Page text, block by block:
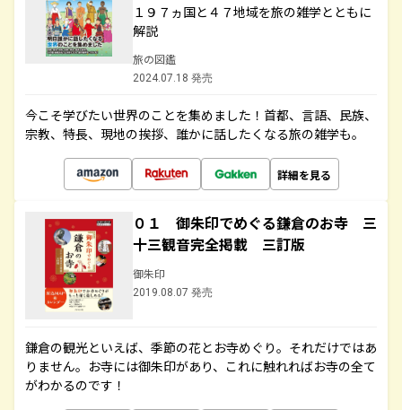
１９７ヵ国と４７地域を旅の雑学とともに
解説
旅の図鑑
2024.07.18 発売
今こそ学びたい世界のことを集めました！首都、言語、民族、
宗教、特長、現地の挨拶、誰かに話したくなる旅の雑学も。
詳細を見る
０１ 御朱印でめぐる鎌倉のお寺 三
十三観音完全掲載 三訂版
御朱印
2019.08.07 発売
鎌倉の観光といえば、季節の花とお寺めぐり。それだけではあ
りません。お寺には御朱印があり、これに触れればお寺の全て
がわかるのです！